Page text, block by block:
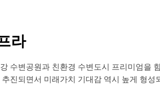
라
수변공원과 친환경 수변도시 프리미엄을
진되면서 미래가치 기대감 역시 높게 형성